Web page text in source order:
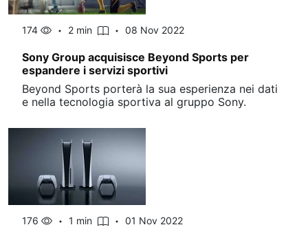
174 2 min 08 Nov 2022
Sony Group acquisisce Beyond Sports per
espandere i servizi sportivi
Beyond Sports porterà la sua esperienza nei dati
e nella tecnologia sportiva al gruppo Sony.
176 1 min 01 Nov 2022